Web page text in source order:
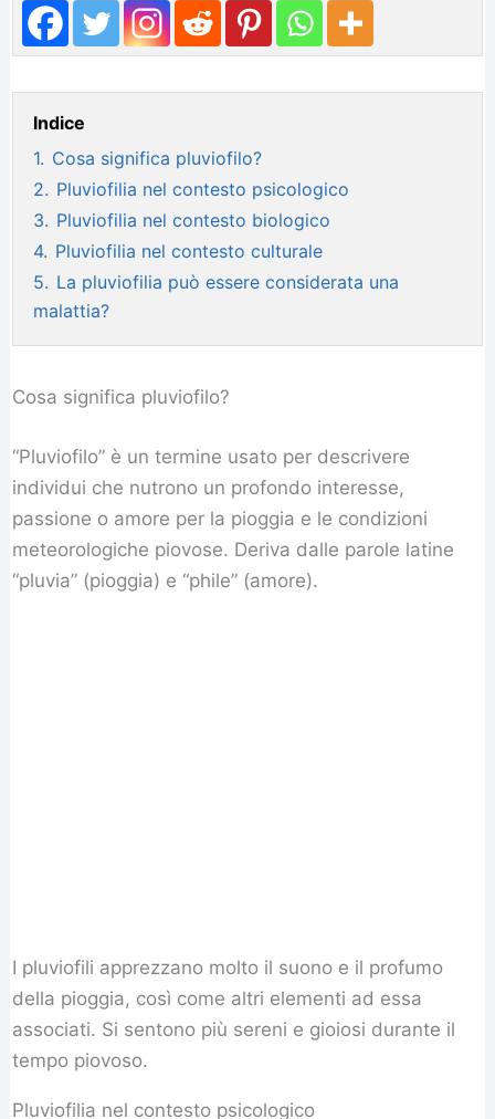
Indice
1. Cosa significa pluviofilo?
2. Pluviofilia nel contesto psicologico
3. Pluviofilia nel contesto biologico
4. Pluviofilia nel contesto culturale
5. La pluviofilia può essere considerata una
malattia?
Cosa significa pluviofilo?
“Pluviofilo” è un termine usato per descrivere
individui che nutrono un profondo interesse,
passione o amore per la pioggia e le condizioni
meteorologiche piovose. Deriva dalle parole latine
“pluvia” (pioggia) e “phile” (amore).
I pluviofili apprezzano molto il suono e il profumo
della pioggia, così come altri elementi ad essa
associati. Si sentono più sereni e gioiosi durante il
tempo piovoso.
Pluviofilia nel contesto psicologico